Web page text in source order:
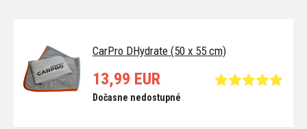
CarPro DHydrate (50 x 55 cm)
13,99 EUR
Dočasne nedostupné